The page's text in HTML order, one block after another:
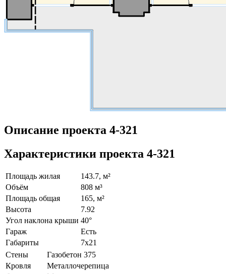
Описание проекта 4-321
Характеристики проекта 4-321
Площадь жилая
143.7, м²
Объём
808 м³
Площадь общая
165, м²
Высота
7.92
Угол наклона крыши 40°
Гараж
Есть
Габариты
7х21
Стены
Газобетон 375
Кровля
Металлочерепица